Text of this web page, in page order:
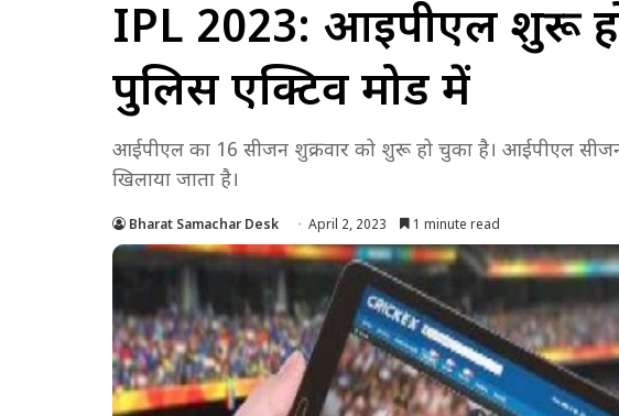
IPL 2023: आईपीएल शुरू
पुलिस एक्टिव मोड में
आईपीएल का 16 सीजन शुक्रवार को शुरू हो चुका है। आईपीएल
खिलाया जाता है।
Bharat Samachar Desk April 2, 2023 1 minute read